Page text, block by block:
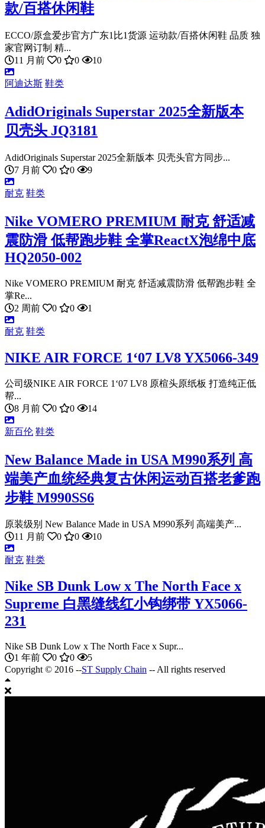
款/百搭休闲鞋
ECCO/原盒爱步官方广东1比1货源 运动款/百搭休闲鞋 品质 独
家官网订制 精...
11 月前
0 0 10
阿迪达斯 鞋类
AdidOriginals Superstar 2025全新版本
贝壳头 JQ3181
AdidOriginals Superstar 2025全新版本 贝壳头官方同步...
7 月前
0 0 9
耐克 鞋类
Nike VOMERO PREMIUM 耐克 舒适减
震防滑 低帮跑步鞋 全掌ReactX泡绵中底
HQ2050-002
Nike VOMERO PREMIUM 耐克 舒适减震防滑 低帮跑步鞋 全
掌Re...
2 周前
0 0 1
耐克 鞋类
NIKE AIR FORCE 1‘07 LV8 YX5066-349
公司级NIKE AIR FORCE 1‘07 LV8 原楦头原纸板 打造纯正低
帮...
8 月前
0 0 14
新百伦 鞋类
New Balance Made in USA M990系列 高
端美产血统经典复古休闲运动百搭老爹跑
步鞋 M990SS6
原装级别 New Balance Made in USA M990系列 高端美产...
11 月前
0 0 10
耐克 鞋类
Nike SB Dunk Low x The North Face x
Supreme 白黑缝线红小钩绑带 YX5066-
231
Nike SB Dunk Low x The North Face x Supr...
1 年前
0 0
5
Copyright © 2016 --ST Supply Chain -- All rights reserved